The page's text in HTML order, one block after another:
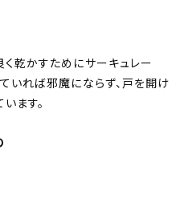
乾かすためにサーキュレー
いれば邪魔にならず、戸を開け
ます。